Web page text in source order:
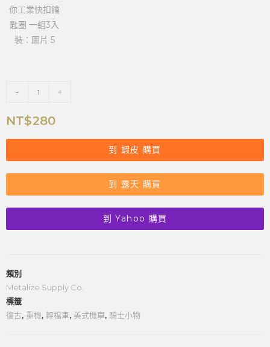
- +
NT$280
到 蝦皮 購買
到 露天 購買
到 Yahoo 購買
類別
Metalize Supply Co.
標籤
復古, 重機, 輕檔車, 美式機車, 騎士小物